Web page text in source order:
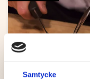
Samtycke
Droskan Pub &
Restaurang